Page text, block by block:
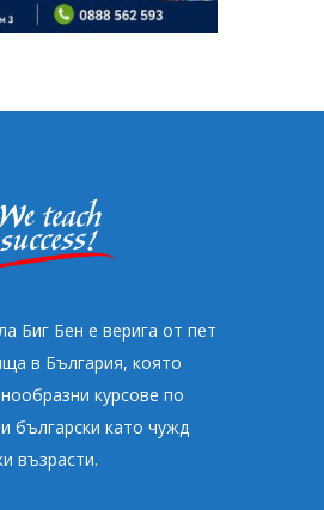
Биг Бен e верига от пет
в България, която
курсове по
български като чужд
възрасти.